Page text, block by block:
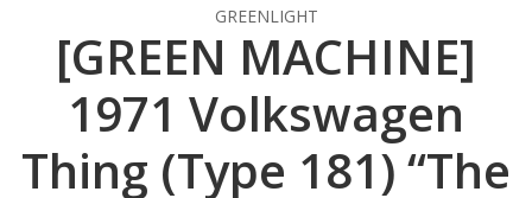
GREENLIGHT
[GREEN MACHINE]
1971 Volkswagen
Thing (Type 181) “The